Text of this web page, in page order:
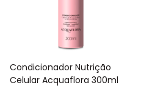
Condicionador Nutrição
Celular Acquaflora 300ml